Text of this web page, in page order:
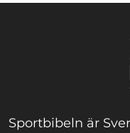
Sportbibeln är